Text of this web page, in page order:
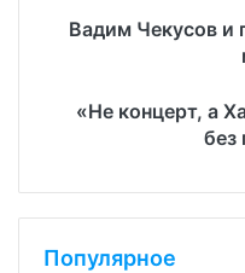
Вадим Чекусов и
«Не концерт, а
без
Популярное